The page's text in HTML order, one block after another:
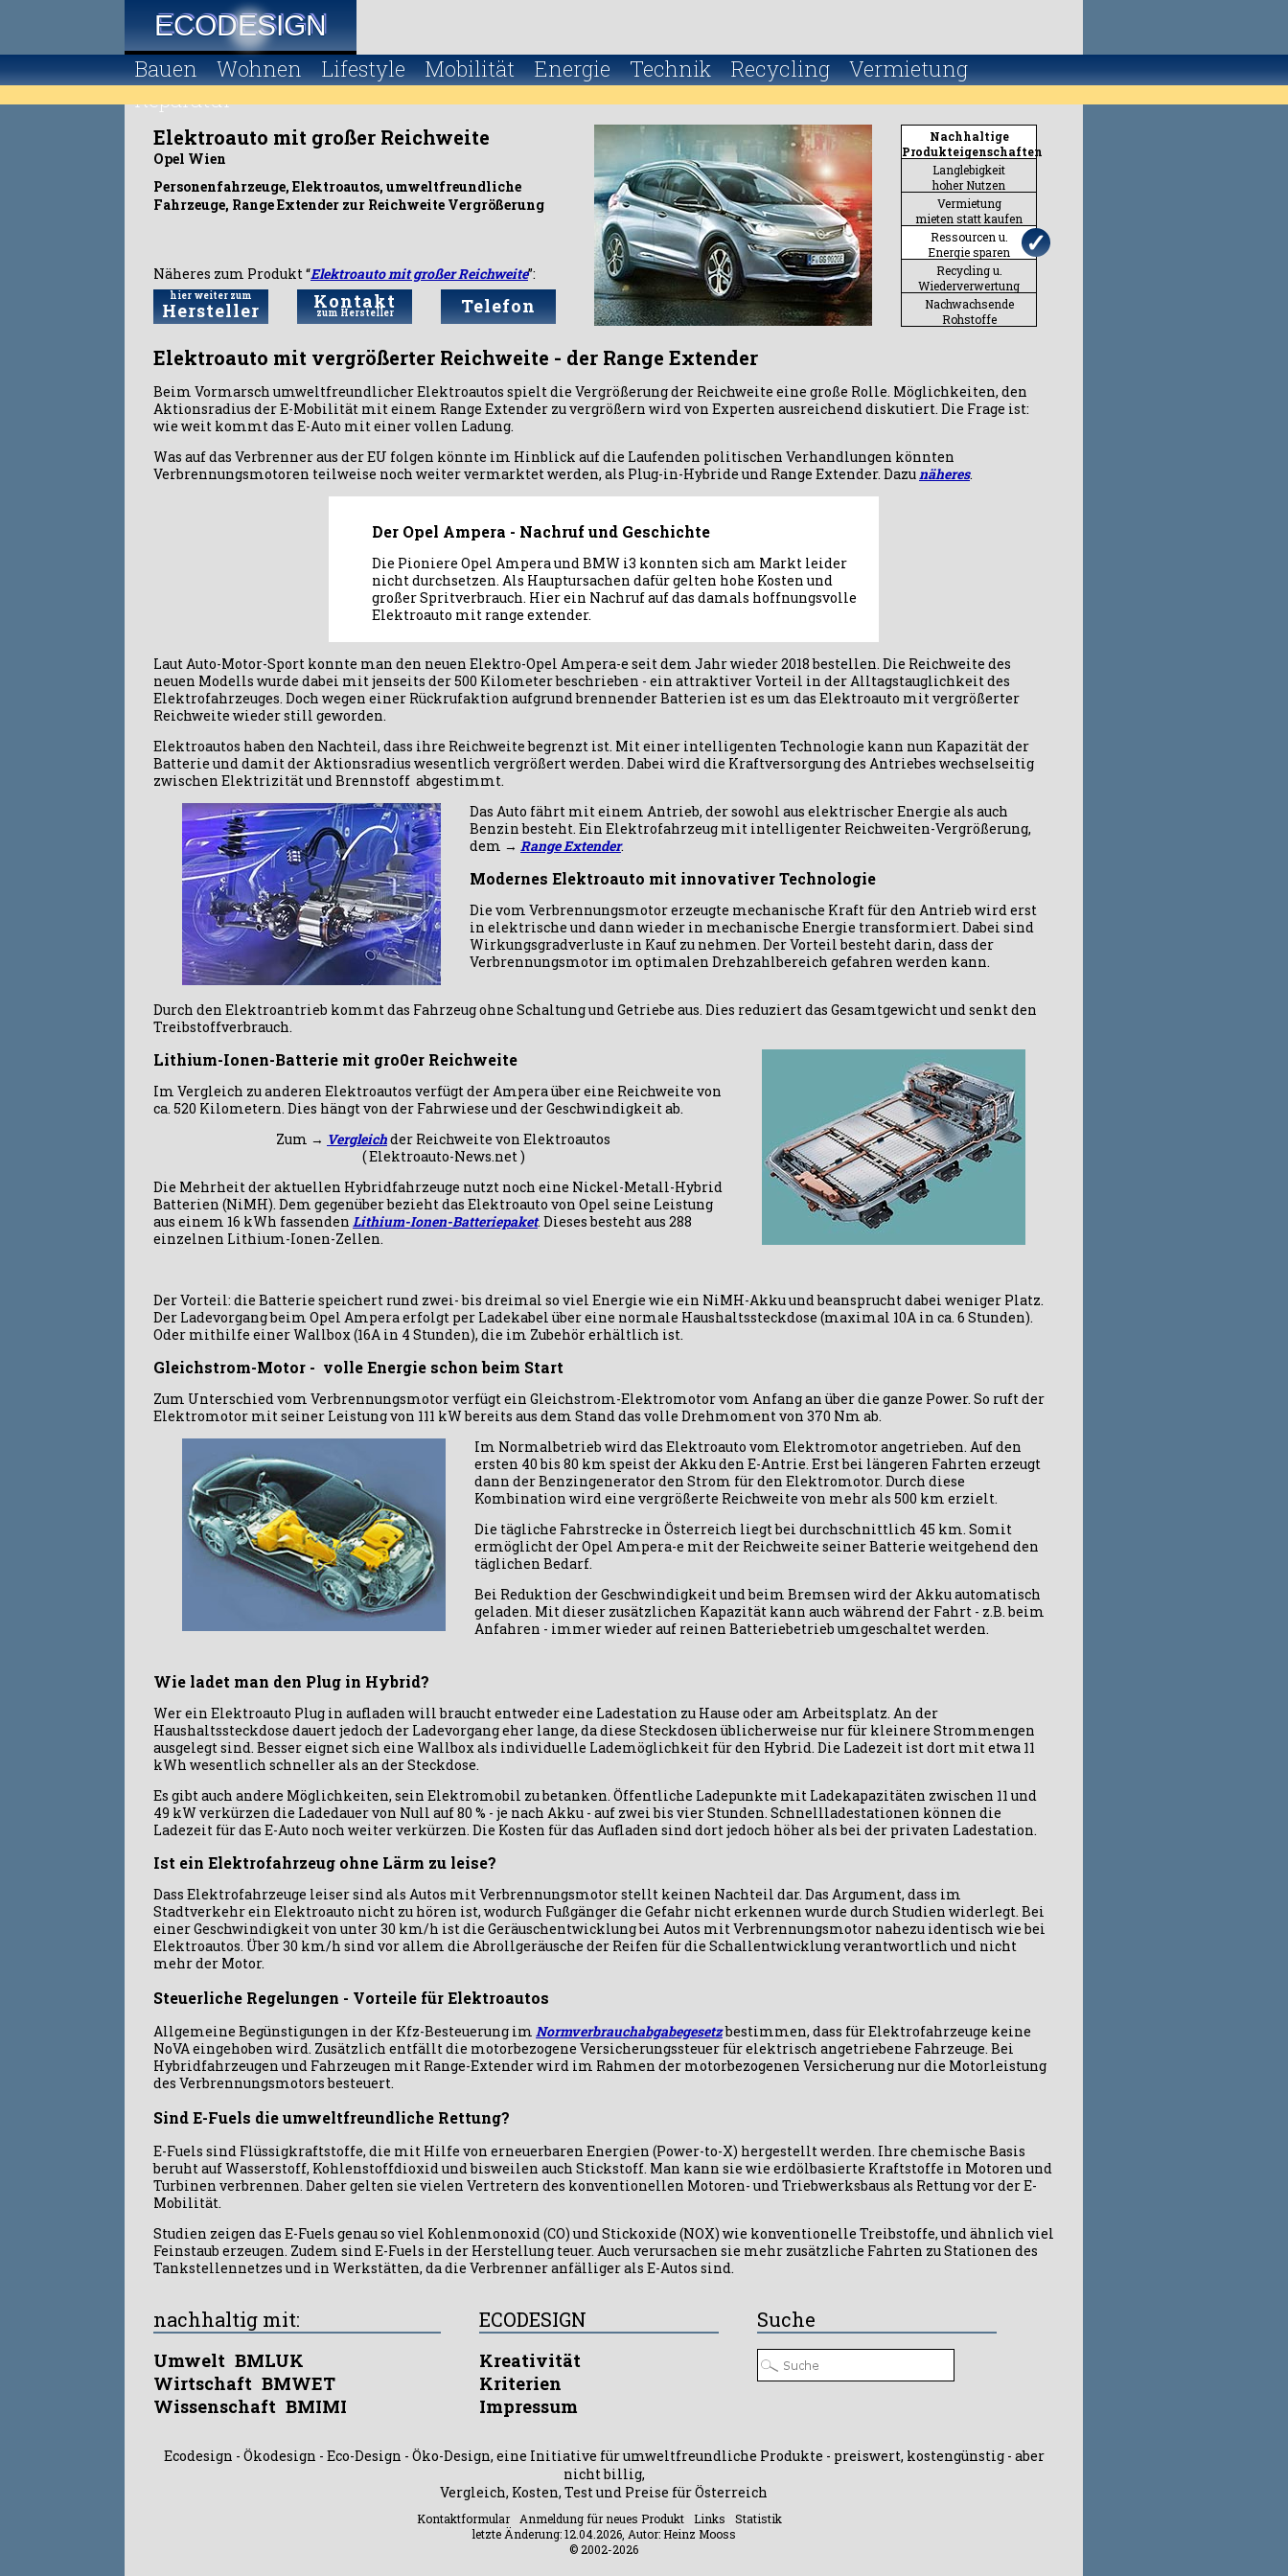
ECODESIGN
Elektroauto mit großer Reichweite
Opel Wien
Personenfahrzeuge, Elektroautos, umweltfreundliche
Fahrzeuge, Range Extender zur Reichweite Vergrößerung
Näheres zum Produkt “Elektroauto mit großer Reichweite”:
hier weiter zum
Hersteller Kontakt
zum Hersteller Telefon
Nachhaltige
Produkteigenschaften
Langlebigkeit
hoher Nutzen
Vermietung
mieten statt kaufen
✓
Ressourcen u.
Energie sparen
Recycling u.
Wiederverwertung
Nachwachsende
Rohstoffe
Elektroauto mit vergrößerter Reichweite - der Range Extender
Beim Vormarsch umweltfreundlicher Elektroautos spielt die Vergrößerung der Reichweite eine große Rolle. Möglichkeiten, den
Aktionsradius der E-Mobilität mit einem Range Extender zu vergrößern wird von Experten ausreichend diskutiert. Die Frage ist:
wie weit kommt das E-Auto mit einer vollen Ladung.
Was auf das Verbrenner aus der EU folgen könnte im Hinblick auf die Laufenden politischen Verhandlungen könnten
Verbrennungsmotoren teilweise noch weiter vermarktet werden, als Plug-in-Hybride und Range Extender. Dazunäheres.
Der Opel Ampera - Nachruf und Geschichte
Die Pioniere Opel Ampera und BMW i3 konnten sich am Markt leider
nicht durchsetzen. Als Hauptursachen dafür gelten hohe Kosten und
großer Spritverbrauch. Hier ein Nachruf auf das damals hoffnungsvolle
Elektroauto mit range extender.
Laut Auto-Motor-Sport konnte man den neuen Elektro-Opel Ampera-e seit dem Jahr wieder 2018 bestellen. Die Reichweite des
neuen Modells wurde dabei mit jenseits der 500 Kilometer beschrieben - ein attraktiver Vorteil in der Alltagstauglichkeit des
Elektrofahrzeuges. Doch wegen einer Rückrufaktion aufgrund brennender Batterien ist es um das Elektroauto mit vergrößerter
Reichweite wieder still geworden.
Elektroautos haben den Nachteil, dass ihre Reichweite begrenzt ist. Mit einer intelligenten Technologie kann nun Kapazität der
Batterie und damit der Aktionsradius wesentlich vergrößert werden. Dabei wird die Kraftversorgung des Antriebes wechselseitig
zwischen Elektrizität und Brennstoff abgestimmt.
Das Auto fährt mit einem Antrieb, der sowohl aus elektrischer Energie als auch
Benzin besteht. Ein Elektrofahrzeug mit intelligenter Reichweiten-Vergrößerung,
dem → Range Extender.
Modernes Elektroauto mit innovativer Technologie
Die vom Verbrennungsmotor erzeugte mechanische Kraft für den Antrieb wird erst
in elektrische und dann wieder in mechanische Energie transformiert. Dabei sind
Wirkungsgradverluste in Kauf zu nehmen. Der Vorteil besteht darin, dass der
Verbrennungsmotor im optimalen Drehzahlbereich gefahren werden kann.
Durch den Elektroantrieb kommt das Fahrzeug ohne Schaltung und Getriebe aus. Dies reduziert das Gesamtgewicht und senkt den
Treibstoffverbrauch.
Lithium-Ionen-Batterie mit gro0er Reichweite
Im Vergleich zu anderen Elektroautos verfügt der Ampera über eine Reichweite von
ca. 520 Kilometern. Dies hängt von der Fahrwiese und der Geschwindigkeit ab.
Zum → Vergleichder Reichweite von Elektroautos
( Elektroauto-News.net )
Die Mehrheit der aktuellen Hybridfahrzeuge nutzt noch eine Nickel-Metall-Hybrid
Batterien (NiMH). Dem gegenüber bezieht das Elektroauto von Opel seine Leistung
aus einem 16 kWh fassenden Lithium-Ionen-Batteriepaket. Dieses besteht aus 288
einzelnen Lithium-Ionen-Zellen.
Der Vorteil: die Batterie speichert rund zwei- bis dreimal so viel Energie wie ein NiMH-Akku und beansprucht dabei weniger Platz.
Der Ladevorgang beim Opel Ampera erfolgt per Ladekabel über eine normale Haushaltssteckdose (maximal 10A in ca. 6 Stunden).
Oder mithilfe einer Wallbox (16A in 4 Stunden), die im Zubehör erhältlich ist.
Gleichstrom-Motor - volle Energie schon beim Start
Zum Unterschied vom Verbrennungsmotor verfügt ein Gleichstrom-Elektromotor vom Anfang an über die ganze Power. So ruft der
Elektromotor mit seiner Leistung von 111 kW bereits aus dem Stand das volle Drehmoment von 370 Nm ab.
Im Normalbetrieb wird das Elektroauto vom Elektromotor angetrieben. Auf den
ersten 40 bis 80 km speist der Akku den E-Antrie. Erst bei längeren Fahrten erzeugt
dann der Benzingenerator den Strom für den Elektromotor. Durch diese
Kombination wird eine vergrößerte Reichweite von mehr als 500 km erzielt.
Die tägliche Fahrstrecke in Österreich liegt bei durchschnittlich 45 km. Somit
ermöglicht der Opel Ampera-e mit der Reichweite seiner Batterie weitgehend den
täglichen Bedarf.
Bei Reduktion der Geschwindigkeit und beim Bremsen wird der Akku automatisch
geladen. Mit dieser zusätzlichen Kapazität kann auch während der Fahrt - z.B. beim
Anfahren - immer wieder auf reinen Batteriebetrieb umgeschaltet werden.
Wie ladet man den Plug in Hybrid?
Wer ein Elektroauto Plug in aufladen will braucht entweder eine Ladestation zu Hause oder am Arbeitsplatz. An der
Haushaltssteckdose dauert jedoch der Ladevorgang eher lange, da diese Steckdosen üblicherweise nur für kleinere Strommengen
ausgelegt sind. Besser eignet sich eine Wallbox als individuelle Lademöglichkeit für den Hybrid. Die Ladezeit ist dort mit etwa 11
kWh wesentlich schneller als an der Steckdose.
Es gibt auch andere Möglichkeiten, sein Elektromobil zu betanken. Öffentliche Ladepunkte mit Ladekapazitäten zwischen 11 und
49 kW verkürzen die Ladedauer von Null auf 80 % - je nach Akku - auf zwei bis vier Stunden. Schnellladestationen können die
Ladezeit für das E-Auto noch weiter verkürzen. Die Kosten für das Aufladen sind dort jedoch höher als bei der privaten Ladestation.
Ist ein Elektrofahrzeug ohne Lärm zu leise?
Dass Elektrofahrzeuge leiser sind als Autos mit Verbrennungsmotor stellt keinen Nachteil dar. Das Argument, dass im
Stadtverkehr ein Elektroauto nicht zu hören ist, wodurch Fußgänger die Gefahr nicht erkennen wurde durch Studien widerlegt. Bei
einer Geschwindigkeit von unter 30 km/h ist die Geräuschentwicklung bei Autos mit Verbrennungsmotor nahezu identisch wie bei
Elektroautos. Über 30 km/h sind vor allem die Abrollgeräusche der Reifen für die Schallentwicklung verantwortlich und nicht
mehr der Motor.
Steuerliche Regelungen - Vorteile für Elektroautos
Allgemeine Begünstigungen in der Kfz-Besteuerung im Normverbrauchabgabegesetzbestimmen, dass für Elektrofahrzeuge keine
NoVA eingehoben wird. Zusätzlich entfällt die motorbezogene Versicherungssteuer für elektrisch angetriebene Fahrzeuge. Bei
Hybridfahrzeugen und Fahrzeugen mit Range-Extender wird im Rahmen der motorbezogenen Versicherung nur die Motorleistung
des Verbrennungsmotors besteuert.
Sind E-Fuels die umweltfreundliche Rettung?
E-Fuels sind Flüssigkraftstoffe, die mit Hilfe von erneuerbaren Energien (Power-to-X) hergestellt werden. Ihre chemische Basis
beruht auf Wasserstoff, Kohlenstoffdioxid und bisweilen auch Stickstoff. Man kann sie wie erdölbasierte Kraftstoffe in Motoren und
Turbinen verbrennen. Daher gelten sie vielen Vertretern des konventionellen Motoren- und Triebwerksbaus als Rettung vor der E-
Mobilität.
Studien zeigen das E-Fuels genau so viel Kohlenmonoxid (CO) und Stickoxide (NOX) wie konventionelle Treibstoffe, und ähnlich viel
Feinstaub erzeugen. Zudem sind E-Fuels in der Herstellung teuer. Auch verursachen sie mehr zusätzliche Fahrten zu Stationen des
Tankstellennetzes und in Werkstätten, da die Verbrenner anfälliger als E-Autos sind.
Bauen Wohnen Lifestyle Mobilität Energie Technik Recycling
Vermietung
Reparatur
nachhaltig mit:
Umwelt BMLUK
Wirtschaft BMWET
Wissenschaft BMIMI
ECODESIGN
Kreativität
Kriterien
Impressum
Suche
Ecodesign - Ökodesign - Eco-Design - Öko-Design, eine Initiative für umweltfreundliche Produkte - preiswert, kostengünstig - aber
nicht billig,
Vergleich, Kosten, Test und Preise für Österreich
Kontaktformular Anmeldung für neues Produkt Links
Statistik
letzte Änderung: 12.04.2026, Autor: Heinz Mooss
© 2002-2026